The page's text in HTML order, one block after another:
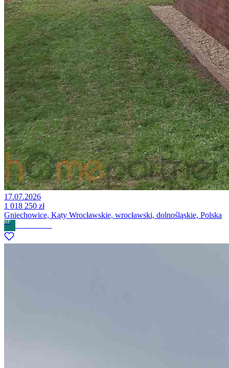
17.07.2026
1 018 250 zł
Gniechowice, Kąty Wrocławskie, wrocławski, dolnośląskie, Polska
HP